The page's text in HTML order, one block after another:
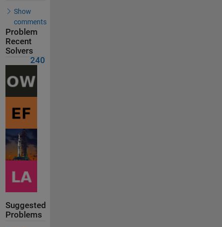
Show
comments
Problem
Recent
Solvers
240
Suggested
Problems